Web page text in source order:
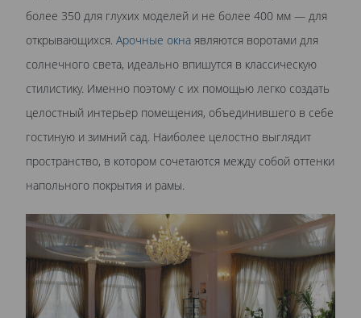
более 350 для глухих моделей и не более 400 мм — для
открывающихся. Арочные окна являются воротами для
солнечного света, идеально впишутся в классическую
стилистику. Именно поэтому с их помощью легко создать
целостный интерьер помещения, объединившего в себе
гостиную и зимний сад. Наиболее целостно выглядит
пространство, в котором сочетаются между собой оттенки
напольного покрытия и рамы.